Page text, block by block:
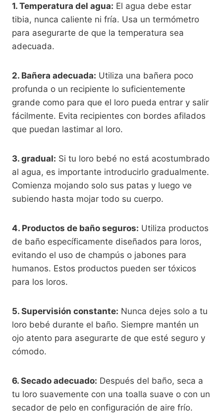
1. Temperatura del agua: El agua debe estar
tibia, nunca caliente ni fría. Usa un termómetro
para asegurarte de que la temperatura sea
adecuada.
2. Bañera adecuada: Utiliza una bañera poco
profunda o un recipiente lo suficientemente
grande como para que el loro pueda entrar y salir
fácilmente. Evita recipientes con bordes afilados
que puedan lastimar al loro.
3. gradual: Si tu loro bebé no está acostumbrado
al agua, es importante introducirlo gradualmente.
Comienza mojando solo sus patas y luego ve
subiendo hasta mojar todo su cuerpo.
4. Productos de baño seguros: Utiliza productos
de baño específicamente diseñados para loros,
evitando el uso de champús o jabones para
humanos. Estos productos pueden ser tóxicos
para los loros.
5. Supervisión constante: Nunca dejes solo a tu
loro bebé durante el baño. Siempre mantén un
ojo atento para asegurarte de que esté seguro y
cómodo.
6. Secado adecuado: Después del baño, seca a
tu loro suavemente con una toalla suave o con un
secador de pelo en configuración de aire frío.